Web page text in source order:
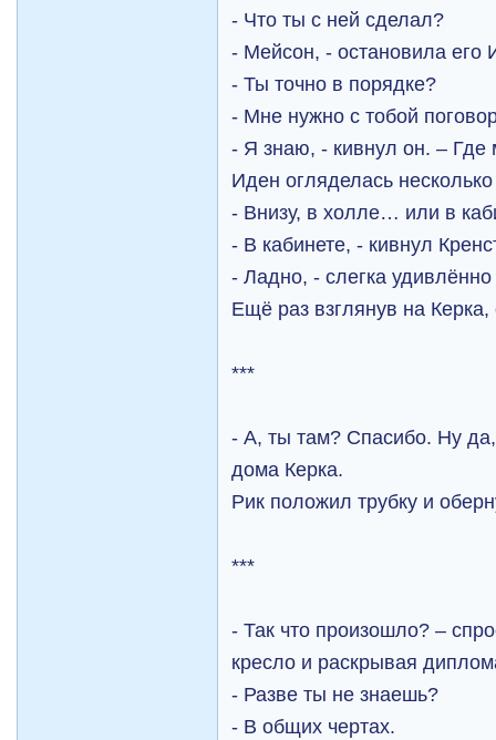
- Что ты с ней сделал?
- Мейсон, - остановила его
- Ты точно в порядке?
- Мне нужно с тобой
- Я знаю, - кивнул он. – Где
Иден огляделась
- Внизу, в холле… или в
- В кабинете, - кивнул
- Ладно, - слегка
Ещё раз взглянув на
***
- А, ты там? Спасибо. Ну
дома Керка.
Рик положил трубку и
***
- Так что произошло? –
кресло и раскрывая
- Разве ты не знаешь?
- В общих чертах.